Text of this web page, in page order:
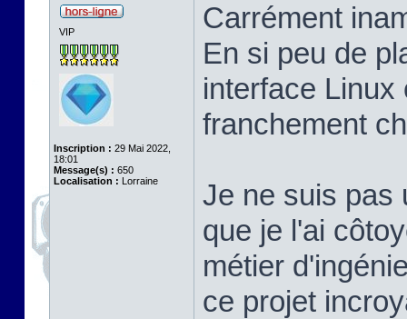
VIP
Inscription : 29 Mai 2022,
18:01
Message(s) : 650
Localisation : Lorraine
Carrément
En si peu de
interface Linux
franchement
Je ne suis pas
que je l'ai
métier
ce projet